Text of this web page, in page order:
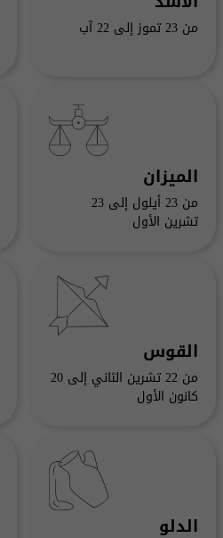
من 23 تموز إلى 22 آب
الميزان
من 23 أيلول إلى 23
تشرين الأول
القوس
من 22 تشرين الثاني إلى 20
كانون الأول
الدلو